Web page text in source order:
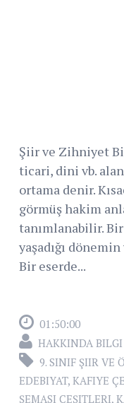
Şiir ve Zihniyet
ticari, dini vb.
ortama denir.
görmüş hakim
tanımlanabilir.
yaşadığı
Bir eserde...
01:50:00
HAKKINDA BILGI
9. SINIF ŞIIR VE
EDEBIYAT, KAFIYE
ŞEMASI ÇEŞITLERI,